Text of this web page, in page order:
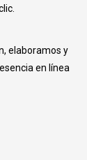
elaboramos y
en línea